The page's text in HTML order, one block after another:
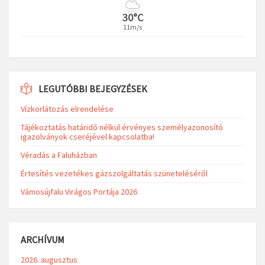
30°C
11m/s
LEGUTÓBBI BEJEGYZÉSEK
Vízkorlátozás elrendelése
Tájékoztatás határidő nélkül érvényes személyazonosító
igazolványok cseréjével kapcsolatba!
Véradás a Faluházban
Értesítés vezetékes gázszolgáltatás szüneteléséről
Vámosújfalu Virágos Portája 2026
ARCHÍVUM
2026. augusztus